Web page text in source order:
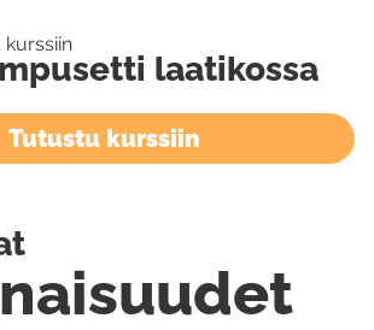
laatikossa
Tutustu kurssiin